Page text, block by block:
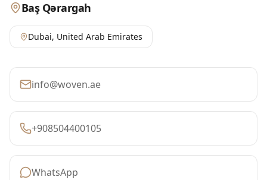
Baş Qərargah
Dubai, United Arab Emirates
info@woven.ae
+908504400105
WhatsApp